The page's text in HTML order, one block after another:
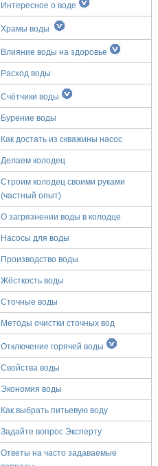
Интересное о воде
Храмы воды
Влияние воды на здоровье
Расход воды
Счётчики воды
Бурение воды
Как достать из скважины насос
Делаем колодец
Строим колодец своими руками
(частный опыт)
О загрязнении воды в колодце
Насосы для воды
Производство воды
Жёсткость воды
Сточные воды
Методы очистки сточных вод
Отключение горячей воды
Свойства воды
Экономия воды
Как выбрать питьевую воду
Задайте вопрос Эксперту
Ответы на часто задаваемые